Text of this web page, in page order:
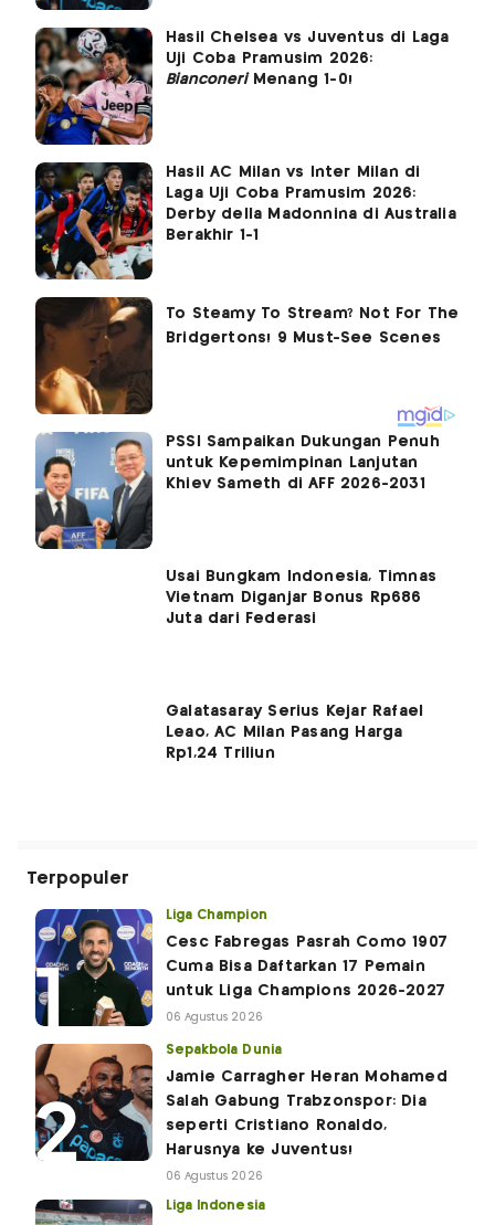
Hasil Chelsea vs Juventus di Laga
Uji Coba Pramusim 2026:
BianconeriMenang 1-0!
Hasil AC Milan vs Inter Milan di
Laga Uji Coba Pramusim 2026:
Derby della Madonnina di Australia
Berakhir 1-1
PSSI Sampaikan Dukungan Penuh
untuk Kepemimpinan Lanjutan
Khiev Sameth di AFF 2026-2031
Usai Bungkam Indonesia, Timnas
Vietnam Diganjar Bonus Rp686
Juta dari Federasi
Galatasaray Serius Kejar Rafael
Leao, AC Milan Pasang Harga
Rp1,24 Triliun
Terpopuler
Liga Champion
Cesc Fabregas Pasrah Como 1907
Cuma Bisa Daftarkan 17 Pemain
untuk Liga Champions 2026-2027
06 Agustus 2026
Sepakbola Dunia
Jamie Carragher Heran Mohamed
Salah Gabung Trabzonspor: Dia
seperti Cristiano Ronaldo,
Harusnya ke Juventus!
06 Agustus 2026
Liga Indonesia